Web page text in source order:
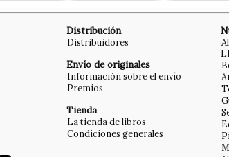
Distribución
Distribuidores
Envío de originales
Información sobre el envío
Premios
Tienda
La tienda de libros
Condiciones generales